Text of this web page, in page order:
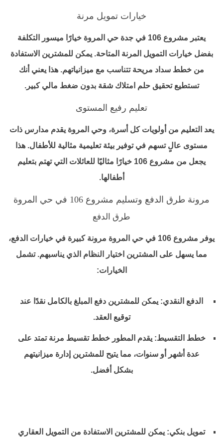
خيارات تمويل مرنة
يعتبر مشروع 106 في جدة حي المروة خيارًا ميسور التكلفة
بفضل خيارات التمويل المرنة المتاحة. يمكن للمشترين الاستفادة
من خطط سداد مريحة تتناسب مع ميزانياتهم. هذا يعني أنك
تستطيع تحقيق حلم امتلاك شقة بدون ضغط مالي كبير.
تعليم رفيع المستوى
يعد التعليم من أولويات كل أسرة، وحي المروة يقدم مدارس ذات
مستوى عالٍ تسهم في توفير بيئة تعليمية مثالية للأطفال. هذا
يجعل من مشروع 106 خيارًا مثاليًا للعائلات التي تهتم بتعليم
أطفالها.
مرونة طرق الدفع وتسليم مشروع 106 في حي المروة
طرق الدفع
يوفر مشروع 106 في حي المروة مرونة كبيرة في خيارات الدفع،
مما يسهل على المشترين اختيار النظام الذي يناسبهم. تشمل
الخيارات:
الدفع النقدي: يمكن للمشترين دفع المبلغ بالكامل نقدًا عند
توقيع العقد.
خطط التقسيط: يقدم المطور خطط تقسيط مرنة تمتد على
عدة أشهر أو سنوات، مما يتيح للمشترين إدارة ميزانيتهم
بشكل أفضل.
تمويل بنكي: يمكن للمشترين الاستفادة من التمويل العقاري